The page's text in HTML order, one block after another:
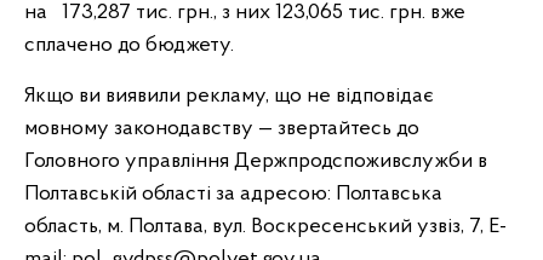
на 173,287 тис. грн., з них 123,065 тис. грн. вже
сплачено до бюджету.
Якщо ви виявили рекламу, що не відповідає
мовному законодавству — звертайтесь до
Головного управління Держпродспоживслужби в
Полтавській області за адресою: Полтавська
область, м. Полтава, вул. Воскресенський узвіз, 7, E-